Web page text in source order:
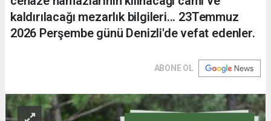
kaldırılacağı mezarlık bilgileri... 23Temmuz
2026 Perşembe günü Denizli'de vefat edenler.
ABONE OL